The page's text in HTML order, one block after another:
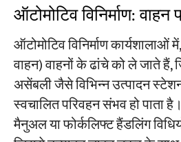
ऑटोमोटिव विनिर्माण:
ऑटोमोटिव विनिर्माण
वाहन) वाहनों के ढांचे को ले जाते
असेंबली जैसे विभिन्न उत्पादन
स्वचालित परिवहन संभव हो पाता
मैनुअल या फोर्कलिफ्ट हैंडलिंग